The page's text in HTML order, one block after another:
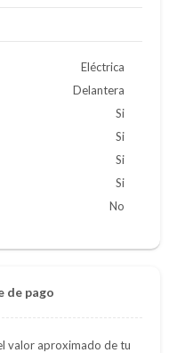
Eléctrica
Delantera
Si
Si
Si
Si
No
de pago
valor aproximado de tu